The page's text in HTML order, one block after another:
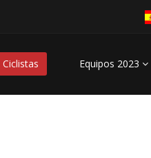
Ciclistas Equipos 2023